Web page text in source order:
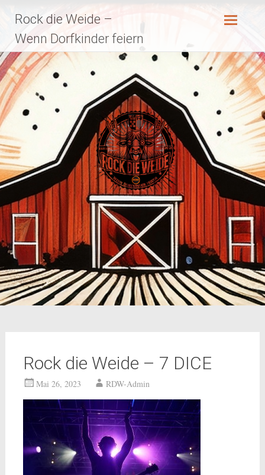
Inhalt
springen
Rock die Weide –
Wenn Dorfkinder feiern
Rock die Weide – 7 DICE
Mai 26, 2023 RDW-Admin